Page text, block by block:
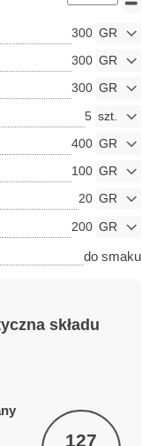
300
300
300
5
400
100
20
200
do smaku
składu
127